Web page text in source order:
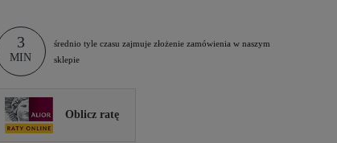
3
MIN
średnio tyle czasu zajmuje złożenie zamówienia w naszym
sklepie
Oblicz ratę